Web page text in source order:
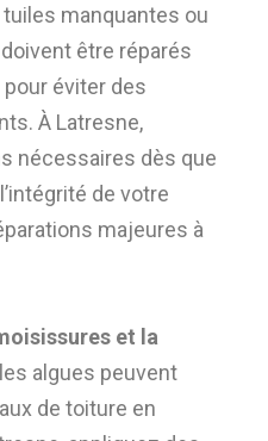
manquantes ou
être réparés
éviter des
À Latresne,
nécessaires dès que
de votre
majeures à
et la
algues peuvent
de toiture en